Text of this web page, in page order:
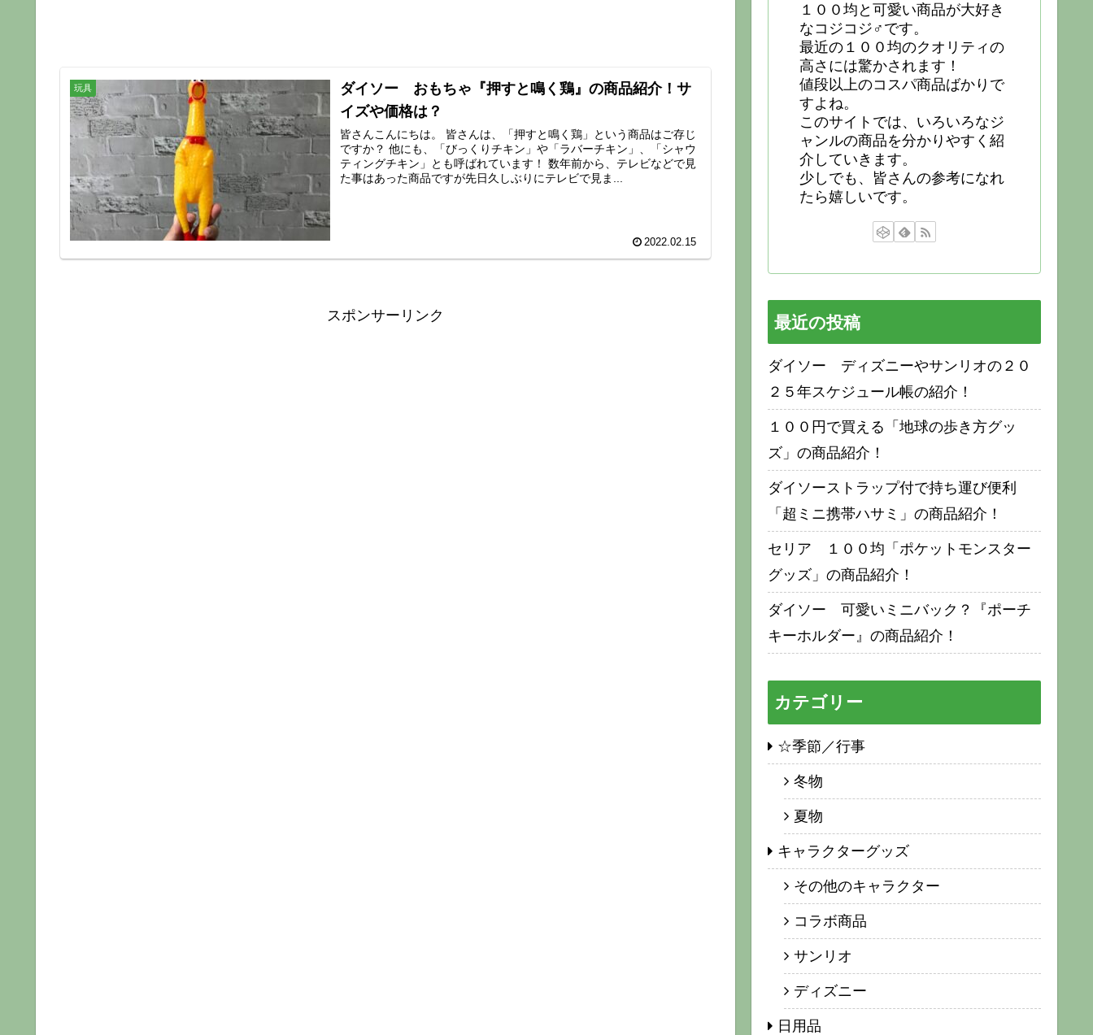
玩具
ダイソー おもちゃ『押すと鳴く鶏』の商品紹介！サ
イズや価格は？
皆さんこんにちは。 皆さんは、「押すと鳴く鶏」という商品はご存じ
ですか？ 他にも、「びっくりチキン」や「ラバーチキン」、「シャウ
ティングチキン」とも呼ばれています！ 数年前から、テレビなどで見
た事はあった商品ですが先日久しぶりにテレビで見ま...
2022.02.15
スポンサーリンク
１００均と可愛い商品が大好き
なコジコジ♂です。
最近の１００均のクオリティの
高さには驚かされます！
値段以上のコスパ商品ばかりで
すよね。
このサイトでは、いろいろなジ
ャンルの商品を分かりやすく紹
介していきます。
少しでも、皆さんの参考になれ
たら嬉しいです。
最近の投稿
ダイソー ディズニーやサンリオの２０
２５年スケジュール帳の紹介！
１００円で買える「地球の歩き方グッ
ズ」の商品紹介！
ダイソーストラップ付で持ち運び便利
「超ミニ携帯ハサミ」の商品紹介！
セリア １００均「ポケットモンスター
グッズ」の商品紹介！
ダイソー 可愛いミニバック？『ポーチ
キーホルダー』の商品紹介！
カテゴリー
☆季節／行事
冬物
夏物
キャラクターグッズ
その他のキャラクター
コラボ商品
サンリオ
ディズニー
日用品